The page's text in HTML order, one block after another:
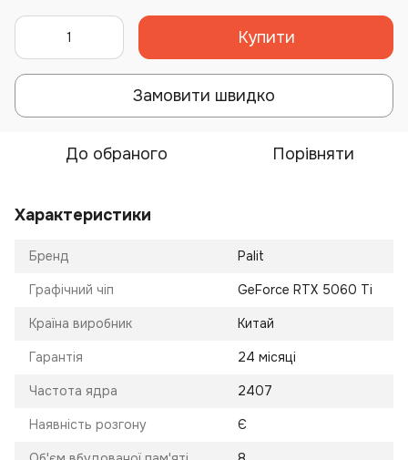
Купити
Замовити швидко
До обраного Порівняти
Характеристики
Бренд Palit
Графічний чіп GeForce RTX 5060 Ti
Країна виробник Китай
Гарантія 24 місяці
Частота ядра 2407
Наявність розгону Є